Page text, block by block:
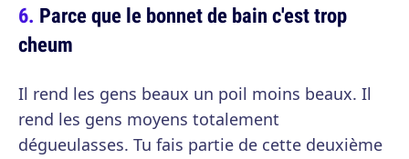
Parce que le bonnet de bain c'est trop
cheum
Il rend les gens beaux un poil moins beaux. Il
rend les gens moyens totalement
dégueulasses. Tu fais partie de cette deuxième